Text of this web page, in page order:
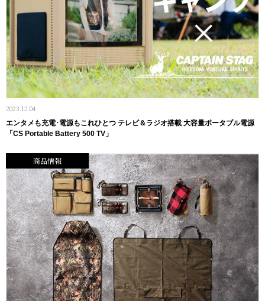
2023.12.04
エンタメも充電･電源もこれひとつ テレビ＆ラジオ搭載 大容量ポータブル電源
「CS Portable Battery 500 TV」
商品情報